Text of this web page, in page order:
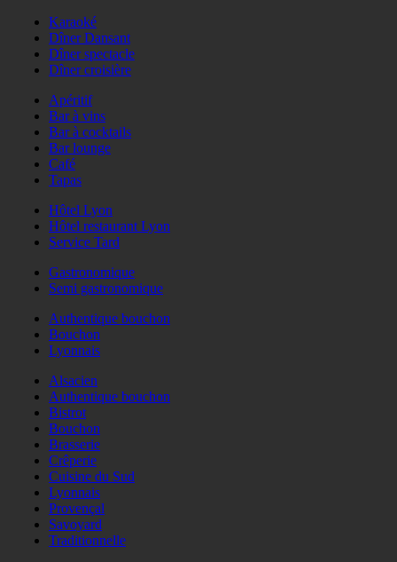
Karaoké
Dîner Dansant
Dîner spectacle
Dîner croisière
Apéritif
Bar à vins
Bar à cocktails
Bar lounge
Café
Tapas
Hôtel Lyon
Hôtel restaurant Lyon
Service Tard
Gastronomique
Semi gastronomique
Authentique bouchon
Bouchon
Lyonnais
Alsacien
Authentique bouchon
Bistrot
Bouchon
Brasserie
Crêperie
Cuisine du Sud
Lyonnais
Provençal
Savoyard
Traditionnelle